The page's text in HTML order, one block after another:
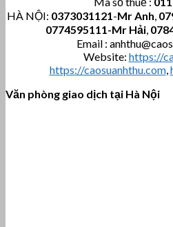
HÀ NỘI: 0373031121-Mr Anh,
0774595111-Mr Hải,
Email :
Website: https://
https://caosuanhthu.com,
Văn phòng giao dịch tại Hà Nội